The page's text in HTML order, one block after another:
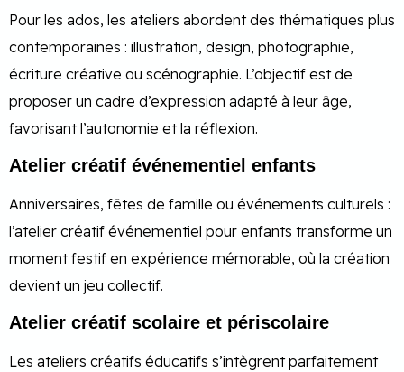
Pour les ados, les ateliers abordent des thématiques plus
contemporaines : illustration, design, photographie,
écriture créative ou scénographie. L’objectif est de
proposer un cadre d’expression adapté à leur âge,
favorisant l’autonomie et la réflexion.
Atelier créatif événementiel enfants
Anniversaires, fêtes de famille ou événements culturels :
l’atelier créatif événementiel pour enfants transforme un
moment festif en expérience mémorable, où la création
devient un jeu collectif.
Atelier créatif scolaire et périscolaire
Les ateliers créatifs éducatifs s’intègrent parfaitement